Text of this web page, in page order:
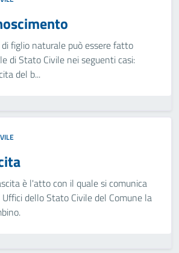
figlio naturale può essere fatto
di Stato Civile nei seguenti casi:
del b...
è l'atto con il quale si comunica
dello Stato Civile del Comune la